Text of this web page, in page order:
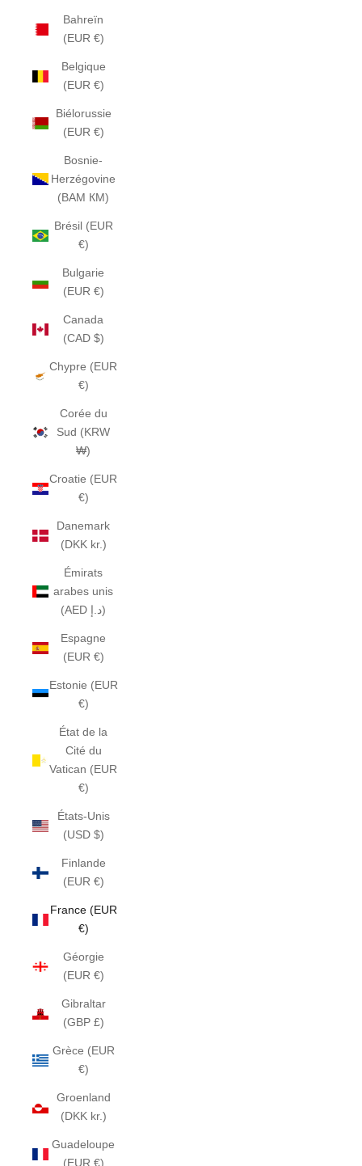
Bahreïn
(EUR €)
Belgique
(EUR €)
Biélorussie
(EUR €)
Bosnie-
Herzégovine
(BAM КМ)
Brésil (EUR
€)
Bulgarie
(EUR €)
Canada
(CAD $)
Chypre (EUR
€)
Corée du
Sud (KRW
₩)
Croatie (EUR
€)
Danemark
(DKK kr.)
Émirats
arabes unis
(AED د.إ)
Espagne
(EUR €)
Estonie (EUR
€)
État de la
Cité du
Vatican (EUR
€)
États-Unis
(USD $)
Finlande
(EUR €)
France (EUR
€)
Géorgie
(EUR €)
Gibraltar
(GBP £)
Grèce (EUR
€)
Groenland
(DKK kr.)
Guadeloupe
(EUR €)